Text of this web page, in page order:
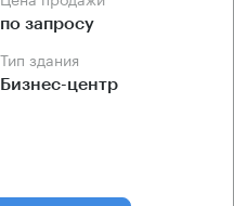
по запросу
Тип здания
Бизнес-центр